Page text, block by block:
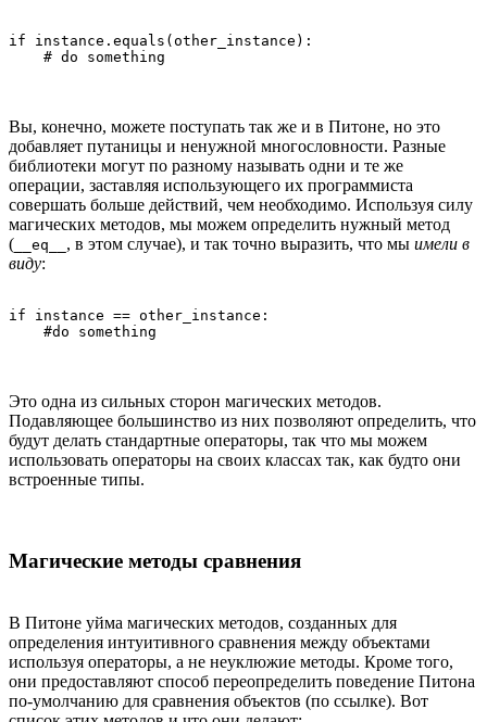
if instance.equals(other_instance):
Вы, конечно, можете поступать так же и в Питоне, но это
добавляет путаницы и ненужной многословности. Разные
библиотеки могут по разному называть одни и те же
операции, заставляя использующего их программиста
совершать больше действий, чем необходимо. Используя силу
магических методов, мы можем определить нужный метод
( __eq__ , в этом случае), и так точно выразить, что мы имели в
виду:
if instance == other_instance:
Это одна из сильных сторон магических методов.
Подавляющее большинство из них позволяют определить, что
будут делать стандартные операторы, так что мы можем
использовать операторы на своих классах так, как будто они
встроенные типы.
Магические методы сравнения
В Питоне уйма магических методов, созданных для
определения интуитивного сравнения между объектами
используя операторы, а не неуклюжие методы. Кроме того,
они предоставляют способ переопределить поведение Питона
по-умолчанию для сравнения объектов (по ссылке). Вот